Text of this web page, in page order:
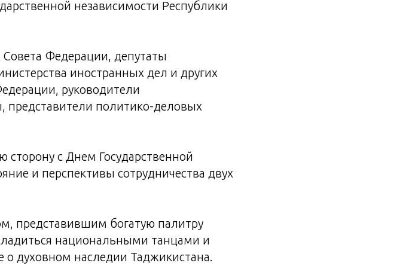
независимости Республики
Федерации, депутаты
иностранных дел и других
руководители
политико-деловых
сторону с Днем Государственной
и перспективы сотрудничества двух
представившим богатую палитру
национальными танцами и
о духовном наследии Таджикистана.